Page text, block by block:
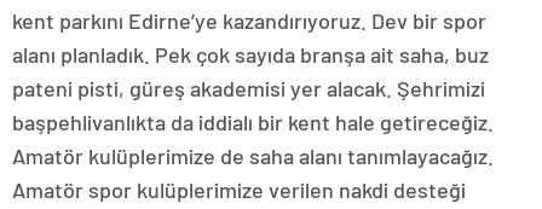
kent parkını Edirne’ye kazandırıyoruz. Dev bir spor
alanı planladık. Pek çok sayıda branşa ait saha, buz
pateni pisti, güreş akademisi yer alacak. Şehrimizi
başpehlivanlıkta da iddialı bir kent hale getireceğiz.
Amatör kulüplerimize de saha alanı tanımlayacağız.
Amatör spor kulüplerimize verilen nakdi desteği